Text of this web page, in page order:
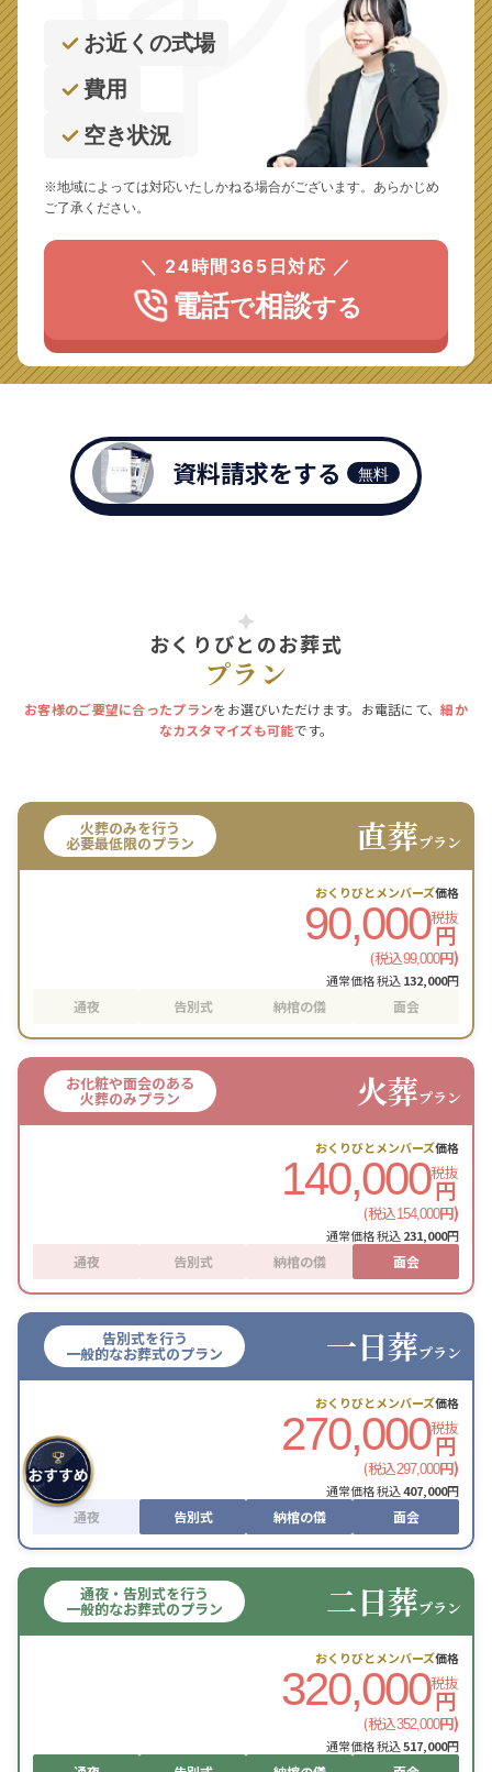
お近くの式場
費用
空き状況
※地域によっては対応いたしかねる場合がございます。あらかじめ
ご了承ください。
＼ 24時間365日対応 ／
電話で相談する
資料請求をする 無料
おくりびとのお葬式
プラン
お客様のご要望に合ったプランをお選びいただけます。お電話にて、細か
なカスタマイズも可能です。
火葬のみを行う
必要最低限のプラン 直葬プラン
おくりびとメンバーズ価格
90,000税抜
円
(税込99,000円)
通常価格 税込132,000円
通夜 告別式 納棺の儀 面会
お化粧や面会のある
火葬のみプラン 火葬プラン
おくりびとメンバーズ価格
140,000税抜
円
(税込154,000円)
通常価格 税込231,000円
通夜 告別式 納棺の儀 面会
告別式を行う
一般的なお葬式のプラン 一日葬プラン
おくりびとメンバーズ価格
270,000税抜
円
(税込297,000円)
通常価格 税込407,000円
通夜 告別式 納棺の儀 面会
通夜・告別式を行う
一般的なお葬式のプラン 二日葬プラン
おくりびとメンバーズ価格
320,000税抜
円
(税込352,000円)
通常価格 税込517,000円